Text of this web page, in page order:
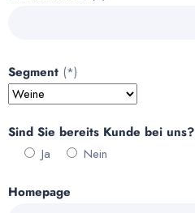
Segment (*)
Sind Sie bereits Kunde bei uns?
Ja
Nein
Homepage